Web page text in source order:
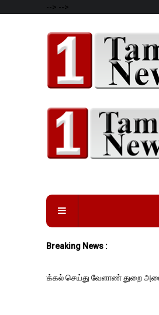
--> -->
Breaking News :
செய்து வேளாண் துறை அமைச்சர் வினோத்